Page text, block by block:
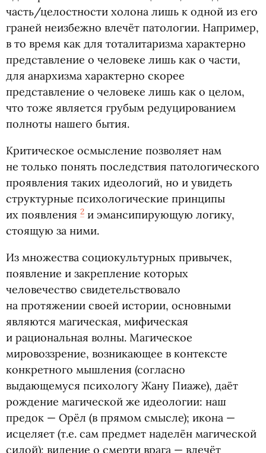
часть/целостности холона лишь к одной из его
граней неизбежно влечёт патологии. Например,
в то время как для тоталитаризма характерно
представление о человеке лишь как о части,
для анархизма характерно скорее
представление о человеке лишь как о целом,
что тоже является грубым редуцированием
полноты нашего бытия.
Критическое осмысление позволяет нам
не только понять последствия патологического
проявления таких идеологий, но и увидеть
структурные психологические принципы
их появления 2 и эмансипирующую логику,
стоящую за ними.
Из множества социокультурных привычек,
появление и закрепление которых
человечество свидетельствовало
на протяжении своей истории, основными
являются магическая, мифическая
и рациональная волны. Магическое
мировоззрение, возникающее в контексте
конкретного мышления (согласно
выдающемуся психологу Жану Пиаже), даёт
рождение магической же идеологии: наш
предок — Орёл (в прямом смысле); икона —
исцеляет (т.е. сам предмет наделён магической
силой); видение о смерти врага — влечёт